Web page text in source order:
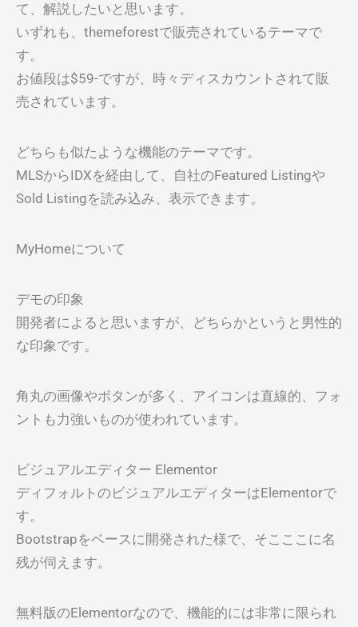
て、解説したいと思います。
いずれも、themeforestで販売されているテーマで
す。
お値段は$59-ですが、時々ディスカウントされて販
売されています。
どちらも似たような機能のテーマです。
MLSからIDXを経由して、自社のFeatured Listingや
Sold Listingを読み込み、表示できます。
MyHomeについて
デモの印象
開発者によると思いますが、どちらかというと男性的
な印象です。
角丸の画像やボタンが多く、アイコンは直線的、フォ
ントも力強いものが使われています。
ビジュアルエディター Elementor
ディフォルトのビジュアルエディターはElementorで
す。
Bootstrapをベースに開発された様で、そこここに名
残が伺えます。
無料版のElementorなので、機能的には非常に限られ